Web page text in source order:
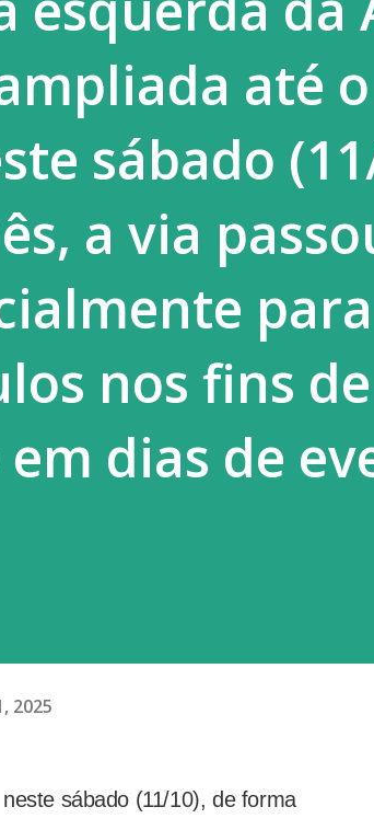
Assistida (LA), previstas para
No documento, o MPaté
sábado
a via
nos fins de
dias de
2025
sábado (11/10), de forma